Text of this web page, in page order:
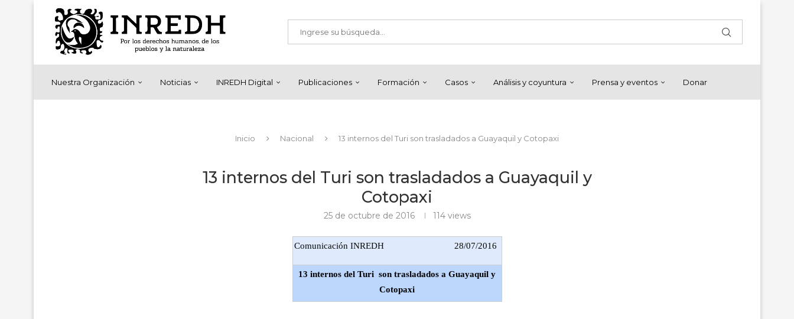
Nuestra Organización Noticias INREDH Digital Publicaciones Formación Casos Análisis y coyuntura Prensa y eventos Donar
Inicio Nacional 13 internos del Turi son trasladados a Guayaquil y Cotopaxi
13 internos del Turi son trasladados a Guayaquil y
Cotopaxi
25 de octubre de 2016 114views
Comunicación INREDH 28/07/2016
13 internos del Turi son trasladados a Guayaquil y
Cotopaxi